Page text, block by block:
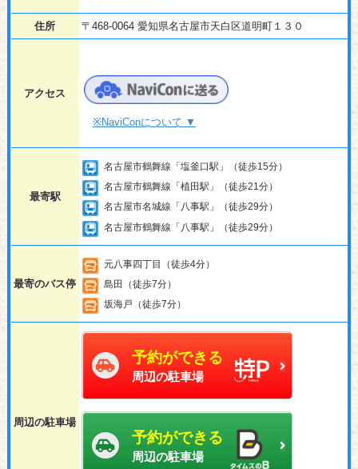
住所 〒468-0064 愛知県名古屋市天白区道明町１３０
アクセス
※NaviConについて ▼
最寄駅
名古屋市鶴舞線「塩釜口駅」（徒歩15分）
名古屋市鶴舞線「植田駅」（徒歩21分）
名古屋市名城線「八事駅」（徒歩29分）
名古屋市鶴舞線「八事駅」（徒歩29分）
最寄のバス停
元八事四丁目（徒歩4分）
島田（徒歩7分）
坂海戸（徒歩7分）
周辺の駐車場
予約ができる
周辺の駐車場
予約ができる
周辺の駐車場